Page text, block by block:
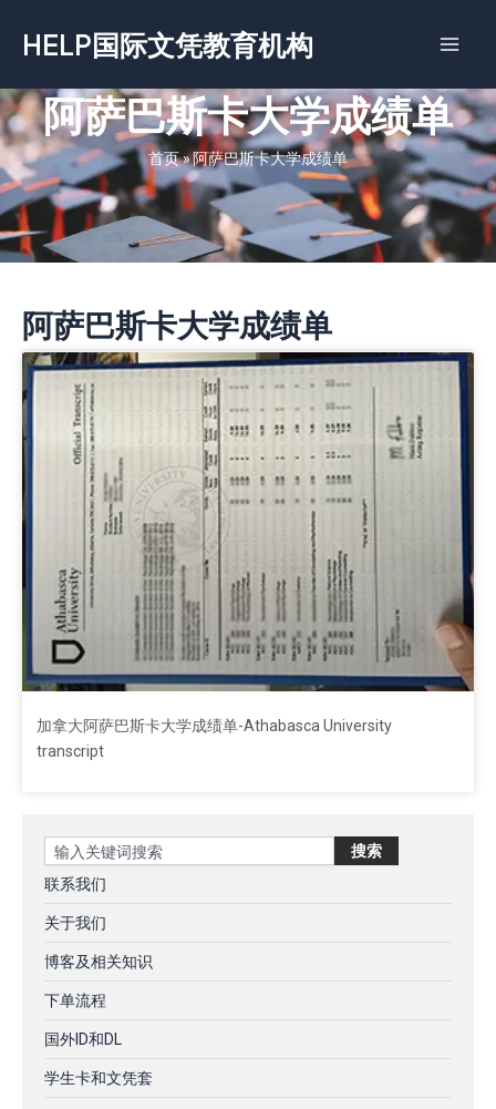
容
HELP国际文凭教育机构
阿萨巴斯卡大学成绩单
首页»阿萨巴斯卡大学成绩单
阿萨巴斯卡大学成绩单
加拿大阿萨巴斯卡大学成绩单-Athabasca University
transcript
Search 搜索
联系我们
关于我们
博客及相关知识
下单流程
国外ID和DL
学生卡和文凭套